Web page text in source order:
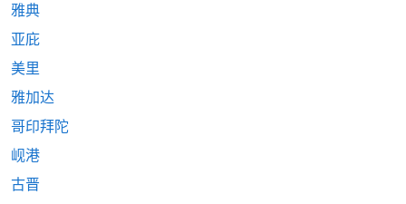
雅典
亚庇
美里
雅加达
哥印拜陀
岘港
古晋